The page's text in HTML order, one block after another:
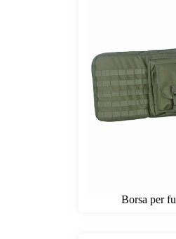
Borsa per